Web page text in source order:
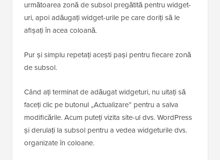
următoarea zonă de subsol pregătită pentru widget-
uri, apoi adăugați widget-urile pe care doriți să le
afișați în acea coloană.
Pur și simplu repetați acești pași pentru fiecare zonă
de subsol.
Când ați terminat de adăugat widgeturi, nu uitați să
faceți clic pe butonul „Actualizare” pentru a salva
modificările. Acum puteți vizita site-ul dvs. WordPress
și derulați la subsol pentru a vedea widgeturile dvs.
organizate în coloane.